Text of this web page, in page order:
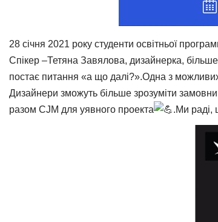
28 січня 2021 року студенти освітньої
Спікер –Тетяна Завялова, дизайнерка,
постає питання «а що далі?».Одна з
Дизайнери зможуть більше зрозуміти
разом CJM для уявного проекта
.Ми раді,